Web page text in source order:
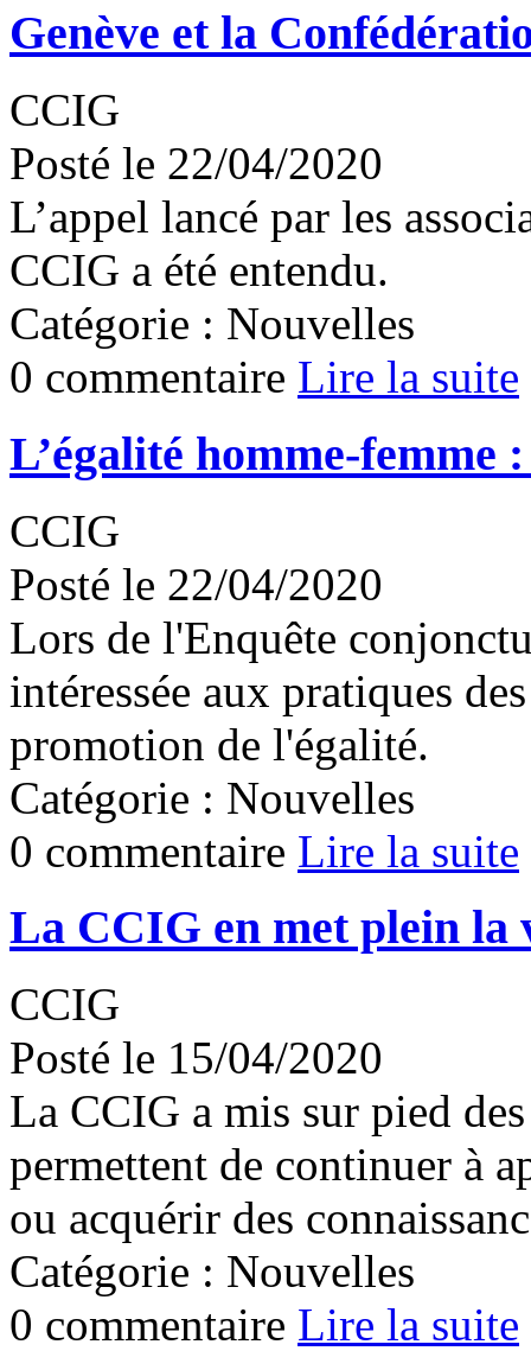
Genève et la
CCIG
Posté le 22/04/2020
L’appel lancé par les
CCIG a été entendu.
Catégorie : Nouvelles
0 commentaire Lire la suite
L’égalité homme-femme
CCIG
Posté le 22/04/2020
Lors de l'Enquête
intéressée aux pratiques
promotion de l'égalité.
Catégorie : Nouvelles
0 commentaire Lire la suite
La CCIG en met plein la
CCIG
Posté le 15/04/2020
La CCIG a mis sur pied
permettent de continuer à
ou acquérir des
Catégorie : Nouvelles
0 commentaire Lire la suite